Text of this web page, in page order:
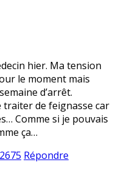
hier. Ma tension
le moment mais
d’arrêt.
traiter de feignasse car
Comme si je pouvais
ça…
Répondre